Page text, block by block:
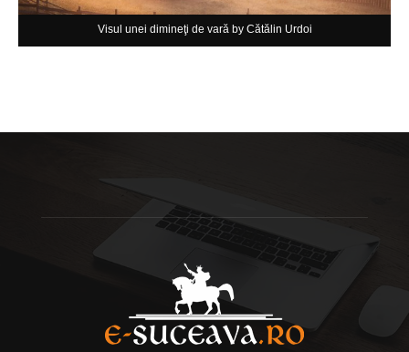
Visul unei dimineţi de vară by Cătălin Urdoi